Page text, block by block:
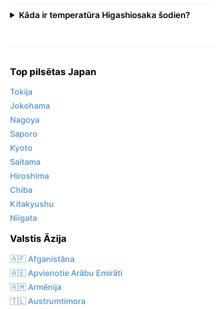
Kāda ir temperatūra Higashiosaka šodien?
Top pilsētas Japan
Tokija
Jokohama
Nagoya
Saporo
Kyoto
Saitama
Hiroshima
Chiba
Kitakyushu
Niigata
Valstis Āzija
🇦🇫 Afganistāna
🇦🇪 Apvienotie Arābu Emirāti
🇦🇲 Armēnija
🇹🇱 Austrumtimora